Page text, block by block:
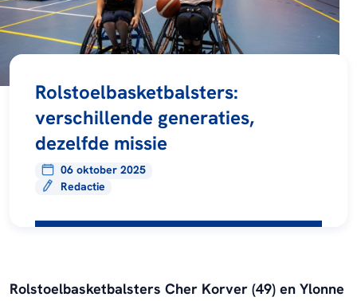
Rolstoelbasketbalsters:
verschillende generaties,
dezelfde missie
06 oktober 2025
Redactie
Rolstoelbasketbalsters Cher Korver (49) en Ylonne